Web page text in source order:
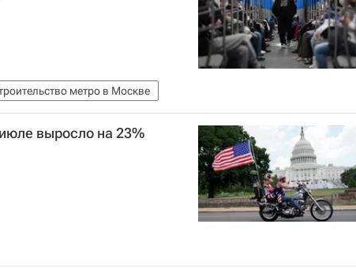
метро в Москве
выросло на 23%